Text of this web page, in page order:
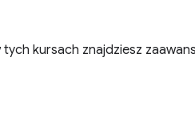
kursach znajdziesz